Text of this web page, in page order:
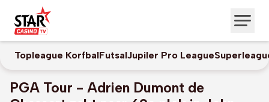
Topleague KorfbalFutsalJupiler Pro League
PGA Tour - Adrien Dumont de